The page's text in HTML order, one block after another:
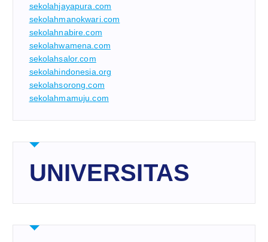
sekolahjayapura.com
sekolahmanokwari.com
sekolahnabire.com
sekolahwamena.com
sekolahsalor.com
sekolahindonesia.org
sekolahsorong.com
sekolahmamuju.com
UNIVERSITAS